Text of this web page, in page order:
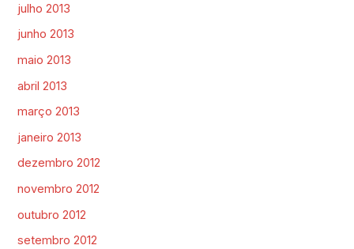
julho 2013
junho 2013
maio 2013
abril 2013
março 2013
janeiro 2013
dezembro 2012
novembro 2012
outubro 2012
setembro 2012